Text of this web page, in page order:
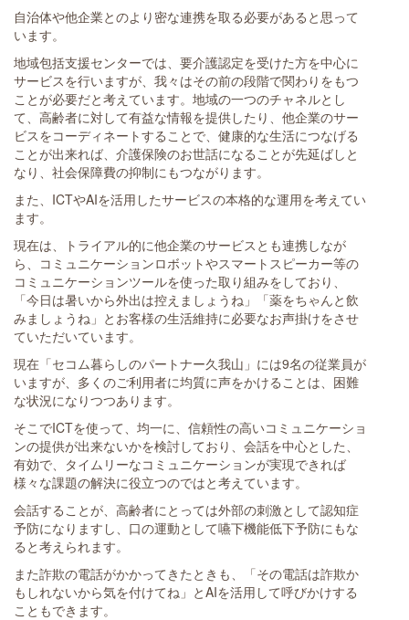
自治体や他企業とのより密な連携を取る必要があると思って
います。
地域包括支援センターでは、要介護認定を受けた方を中心に
サービスを行いますが、我々はその前の段階で関わりをもつ
ことが必要だと考えています。地域の一つのチャネルとし
て、高齢者に対して有益な情報を提供したり、他企業のサー
ビスをコーディネートすることで、健康的な生活につなげる
ことが出来れば、介護保険のお世話になることが先延ばしと
なり、社会保障費の抑制にもつながります。
また、ICTやAIを活用したサービスの本格的な運用を考えてい
ます。
現在は、トライアル的に他企業のサービスとも連携しなが
ら、コミュニケーションロボットやスマートスピーカー等の
コミュニケーションツールを使った取り組みをしており、
「今日は暑いから外出は控えましょうね」「薬をちゃんと飲
みましょうね」とお客様の生活維持に必要なお声掛けをさせ
ていただいています。
現在「セコム暮らしのパートナー久我山」には9名の従業員が
いますが、多くのご利用者に均質に声をかけることは、困難
な状況になりつつあります。
そこでICTを使って、均一に、信頼性の高いコミュニケーショ
ンの提供が出来ないかを検討しており、会話を中心とした、
有効で、タイムリーなコミュニケーションが実現できれば
様々な課題の解決に役立つのではと考えています。
会話することが、高齢者にとっては外部の刺激として認知症
予防になりますし、口の運動として嚥下機能低下予防にもな
ると考えられます。
また詐欺の電話がかかってきたときも、「その電話は詐欺か
もしれないから気を付けてね」とAIを活用して呼びかけする
こともできます。